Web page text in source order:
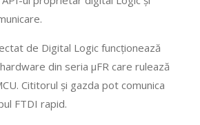
de Digital Logic funcționează
din seria μFR care rulează
Cititorul și gazda pot comunica
FTDI rapid.